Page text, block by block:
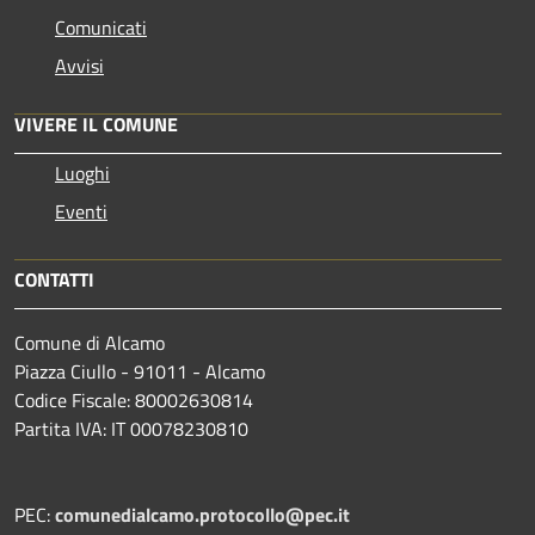
Comunicati
Avvisi
VIVERE IL COMUNE
Luoghi
Eventi
CONTATTI
Comune di Alcamo
Piazza Ciullo - 91011 - Alcamo
Codice Fiscale: 80002630814
Partita IVA: IT 00078230810
PEC:comunedialcamo.protocollo@pec.it